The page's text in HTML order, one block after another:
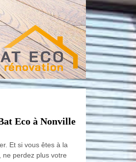
Eco à Nonville
Et si vous êtes à la
ne perdez plus votre